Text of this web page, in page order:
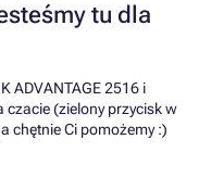
tu dla
ADVANTAGE 2516 i
czacie (zielony przycisk w
chętnie Ci pomożemy :)